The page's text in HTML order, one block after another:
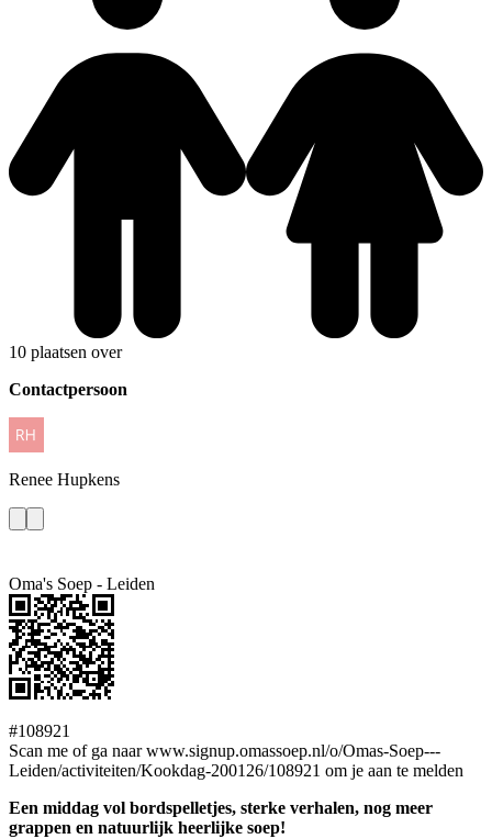
10 plaatsen over
Contactpersoon
Renee Hupkens
Oma's Soep - Leiden
#108921
Scan me of ga naar www.signup.omassoep.nl/o/Omas-Soep---
Leiden/activiteiten/Kookdag-200126/108921 om je aan te melden
Een middag vol bordspelletjes, sterke verhalen, nog meer
grappen en natuurlijk heerlijke soep!